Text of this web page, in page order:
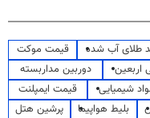
طلای آب شده
قیمت موکت
اربعین
دوربین مداربسته
شیمیایی
قیمت ایمپلنت
بلیط هواپیما
پرشین هتل